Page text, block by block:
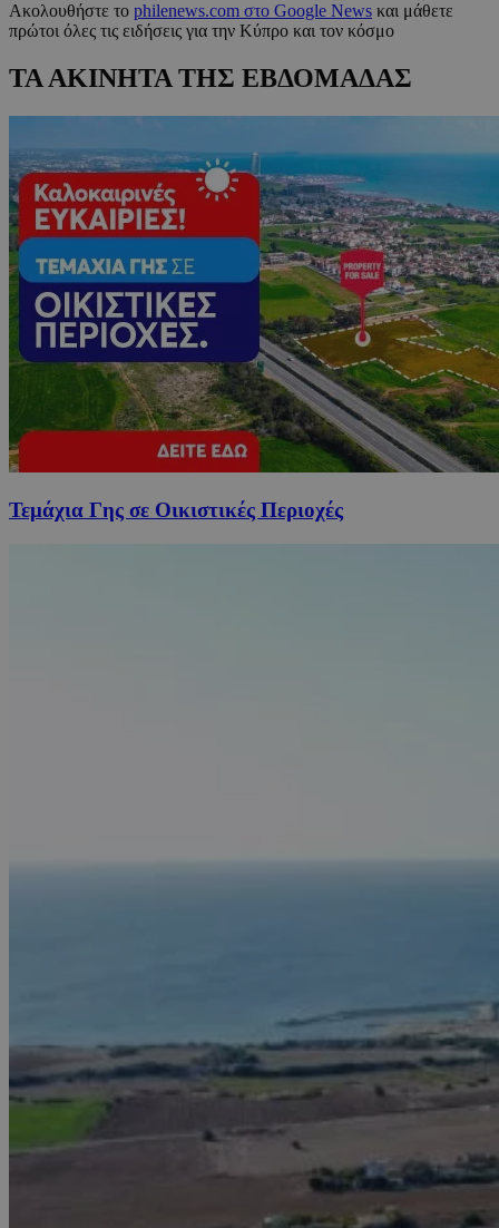
Ακολουθήστε το philenews.com στο Google News και μάθετε
πρώτοι όλες τις ειδήσεις για την Κύπρο και τον κόσμο
ΤΑ ΑΚΙΝΗΤΑ ΤΗΣ ΕΒΔΟΜΑΔΑΣ
Τεμάχια Γης σε Οικιστικές Περιοχές